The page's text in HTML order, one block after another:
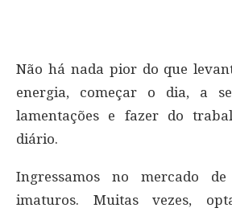
Não há nada pior do que
energia, começar o dia, a
lamentações e fazer do
diário.
Ingressamos no mercado
imaturos. Muitas vezes,